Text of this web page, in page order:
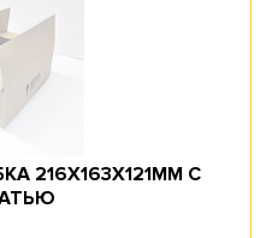
216Х163Х121ММ С